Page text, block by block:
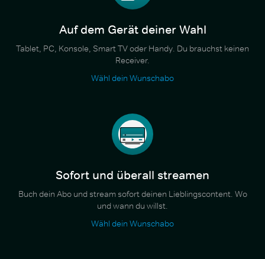
Auf dem Gerät deiner Wahl
Tablet, PC, Konsole, Smart TV oder Handy. Du brauchst keinen
Receiver.
Wähl dein Wunschabo
Sofort und überall streamen
Buch dein Abo und stream sofort deinen Lieblingscontent. Wo
und wann du willst.
Wähl dein Wunschabo